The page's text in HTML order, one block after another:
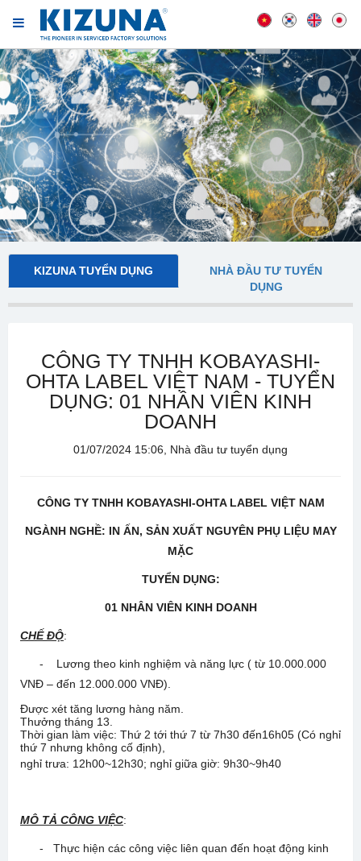
KIZUNA TUYỂN DỤNG
NHÀ ĐẦU TƯ TUYỂN
DỤNG
CÔNG TY TNHH KOBAYASHI-
OHTA LABEL VIỆT NAM - TUYỂN
DỤNG: 01 NHÂN VIÊN KINH
DOANH
01/07/2024 15:06, Nhà đầu tư tuyển dụng
CÔNG TY TNHH KOBAYASHI-OHTA LABEL VIỆT NAM
NGÀNH NGHỀ: IN ẤN, SẢN XUẤT NGUYÊN PHỤ LIỆU MAY
MẶC
TUYỂN DỤNG:
01 NHÂN VIÊN KINH DOANH
CHẾ ĐỘ:
- Lương theo kinh nghiệm và năng lực ( từ 10.000.000
VNĐ – đến 12.000.000 VNĐ).
Được xét tăng lương hàng năm.
Thưởng tháng 13.
Thời gian làm việc: Thứ 2 tới thứ 7 từ 7h30 đến16h05 (Có nghỉ
thứ 7 nhưng không cố định),
nghỉ trưa: 12h00~12h30; nghỉ giữa giờ: 9h30~9h40
MÔ TẢ CÔNG VIỆC:
- Thực hiện các công việc liên quan đến hoạt động kinh